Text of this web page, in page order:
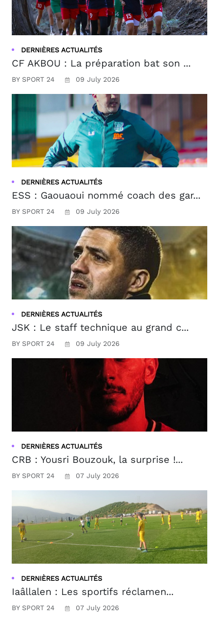
DERNIÈRES ACTUALITÉS
CF AKBOU : La préparation bat son ...
BY SPORT 24 09 July 2026
DERNIÈRES ACTUALITÉS
ESS : Gaouaoui nommé coach des gar...
BY SPORT 24 09 July 2026
DERNIÈRES ACTUALITÉS
JSK : Le staff technique au grand c...
BY SPORT 24 09 July 2026
DERNIÈRES ACTUALITÉS
CRB : Yousri Bouzouk, la surprise !...
BY SPORT 24 07 July 2026
DERNIÈRES ACTUALITÉS
Iaâllalen : Les sportifs réclamen...
BY SPORT 24 07 July 2026